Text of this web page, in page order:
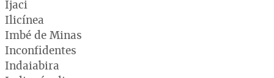
Ijaci
Ilicínea
Imbé de Minas
Inconfidentes
Indaiabira